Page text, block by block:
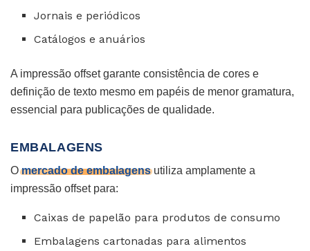
Jornais e periódicos
Catálogos e anuários
A impressão offset garante consistência de cores e
definição de texto mesmo em papéis de menor gramatura,
essencial para publicações de qualidade.
EMBALAGENS
Omercado de embalagensutiliza amplamente a
impressão offset para:
Caixas de papelão para produtos de consumo
Embalagens cartonadas para alimentos